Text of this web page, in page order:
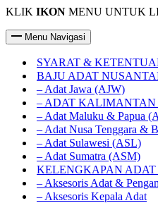
KLIK IKON MENU UNTUK
Menu Navigasi
SYARAT &
BAJU ADAT
– Adat Jawa (AJW)
– ADAT
– Adat Maluku & Papua
– Adat Nusa Tenggara &
– Adat Sulawesi (ASL)
– Adat Sumatra (ASM)
KELENGKAPAN
– Aksesoris Adat &
– Aksesoris Kepala Adat